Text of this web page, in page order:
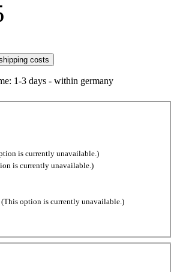
costs
1-3 days - within germany
is currently unavailable.)
is currently unavailable.)
(This option is currently unavailable.)